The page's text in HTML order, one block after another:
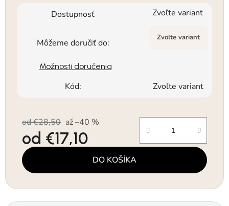
Dostupnosť Zvoľte variant
Môžeme doručiť do: Zvoľte variant
Možnosti doručenia
Kód: Zvoľte variant
od €28,50 až –40 %
od €17,10
Jednotková cena: DO KOŠÍKA